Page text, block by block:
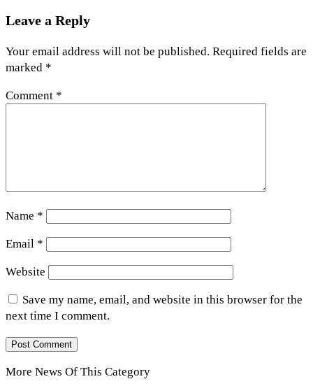
Leave a Reply
Your email address will not be published. Required fields are
marked *
Comment *
Name *
Email *
Website
Save my name, email, and website in this browser for the
next time I comment.
More News Of This Category